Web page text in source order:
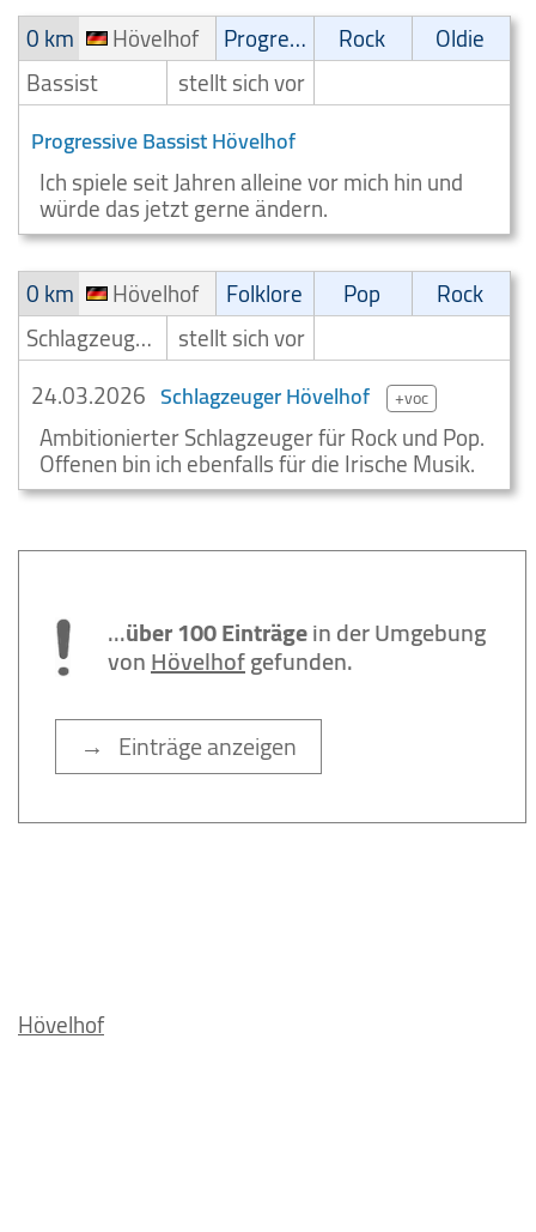
0 km
Hövelhof Progressive Rock
Oldie
Bassist
stellt sich vor
Progressive Bassist Hövelhof
Ich spiele seit Jahren alleine vor mich hin und
würde das jetzt gerne ändern.
0 km
Hövelhof Folklore Pop
Rock
Schlagzeuger/Drummer
stellt sich vor
24.03.2026 Schlagzeuger Hövelhof +voc
Ambitionierter Schlagzeuger für Rock und Pop.
Offenen bin ich ebenfalls für die Irische Musik.
...über 100 Einträgein der Umgebung
vonHövelhofgefunden.
→ Einträge anzeigen
Hövelhof